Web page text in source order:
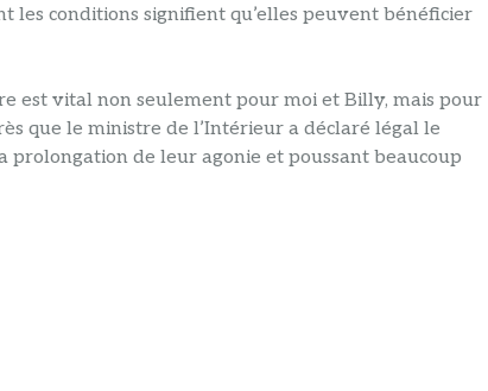
les conditions signifient qu’elles peuvent bénéficier
est vital non seulement pour moi et Billy, mais pour
que le ministre de l’Intérieur a déclaré légal le
prolongation de leur agonie et poussant beaucoup